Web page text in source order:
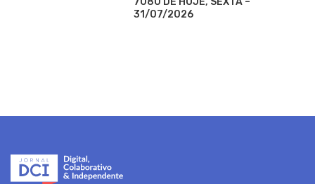
31/07/2026